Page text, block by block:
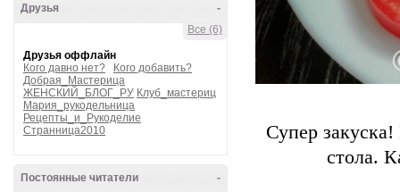
-
Друзья
Все (6)
Друзья оффлайн
Кого давно нет?
Кого добавить?
Добрая_Мастерица
ЖЕНСКИЙ_БЛОГ_РУ Клуб_мастериц
Мария_рукодельница
Рецепты_и_Рукоделие
Странница2010
-
Постоянные читатели
Супер
стола.